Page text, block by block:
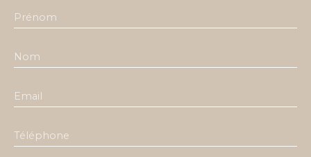
Prénom
Nom
Email
Téléphone